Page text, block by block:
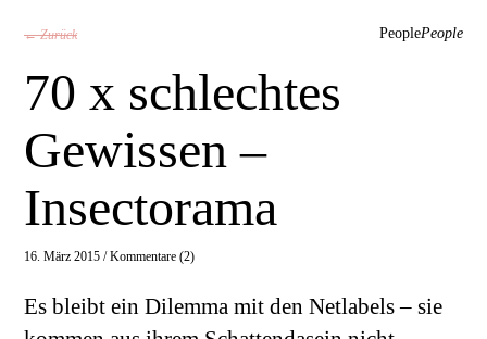
← Zurück PeoplePeople
70 x schlechtes
Gewissen –
Insectorama
16. März 2015 /Kommentare (2)
Es bleibt ein Dilemma mit den Netlabels – sie